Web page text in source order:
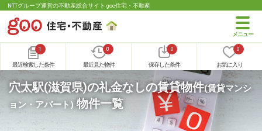
NTTグループ運営の不動産総合サイト goo住宅・不動産
1
最近検索した条件
0
最近見た物件
0
保存した条件
0
お気に入り
穴太駅(滋賀県)の礼金なしの賃貸物件(賃貸マンシ
ョン・アパート) 物件一覧